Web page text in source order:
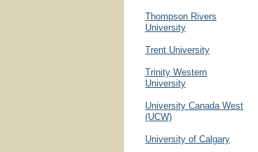
Thompson Rivers
University
Trent University
Trinity Western
University
University Canada West
(UCW)
University of Calgary